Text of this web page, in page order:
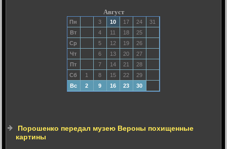
Август
Пн 3 10 17 24
31
Вт
4 11 18
25
Ср
5 12 19
26
Чт
6 13 20
27
Пт
7 14 21
28
Сб
1 8 15 22
29
Вс
2 9 16 23 30
Порошенко передал музею Вероны похищенные
картины